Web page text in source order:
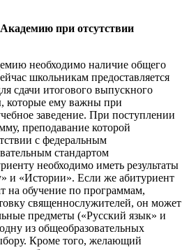
при отсутствии
необходимо наличие общего
школьникам предоставляется
сдачи итогового выпускного
которые ему важны при
заведение. При поступлении
преподавание которой
с федеральным
стандартом
необходимо иметь результаты
и «Истории». Если же абитуриент
на обучение по программам,
священнослужителей, он может
предметы («Русский язык» и
из общеобразовательных
Кроме того, желающий